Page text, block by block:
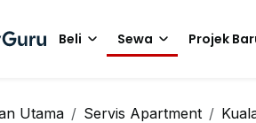
Beli Sewa Projek
Utama Servis Apartment